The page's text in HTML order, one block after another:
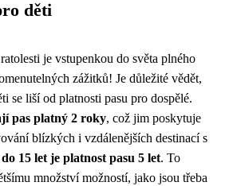
děti
je vstupenkou do světa plného
zážitků! Je důležité vědět,
se liší od platnosti pasu pro dospělé.
pas platný 2 roky, což jim poskytuje
blízkých i vzdálenějších destinací s
15 let je platnost pasu 5 let. To
množství možností, jako jsou třeba